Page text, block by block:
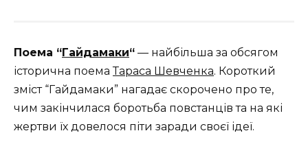
Поема “Гайдамаки“ — найбільша за обсягом
історична поемаТараса Шевченка. Короткий
зміст “Гайдамаки” нагадає скорочено про те,
чим закінчилася боротьба повстанців та на які
жертви їх довелося піти заради своєї ідеї.